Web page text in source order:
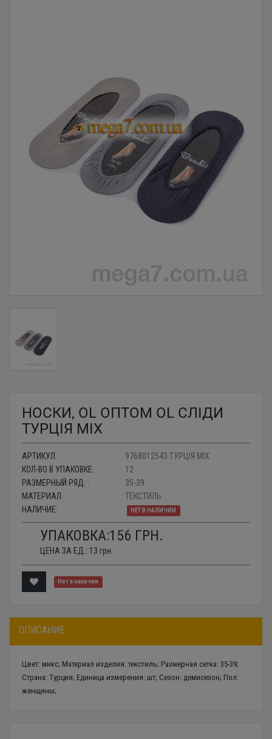
НОСКИ, OL ОПТОМ OL СЛІДИ
ТУРЦІЯ MIX
АРТИКУЛ:
9768012543 ТУРЦІЯ MIX
КОЛ-ВО В УПАКОВКЕ:
12
РАЗМЕРНЫЙ РЯД: :
35-39
МАТЕРИАЛ:
ТЕКСТИЛЬ
НАЛИЧИЕ:
НЕТ В НАЛИЧИИ
УПАКОВКА:156 ГРН.
ЦЕНА ЗА ЕД.: 13 грн.
Нет в наличии
ОПИСАНИЕ
Цвет: микс; Материал изделия: текстиль; Размерная сетка: 35-39;
Страна: Турция; Единица измерения: шт; Сезон: демисезон; Пол:
женщины;